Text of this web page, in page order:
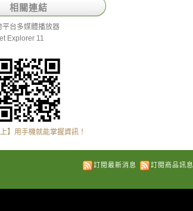
相關連結
平台多媒體播放器
Explorer 11
上】用手機就能掌握資訊！
訂閱最新消息 訂閱商品訊息